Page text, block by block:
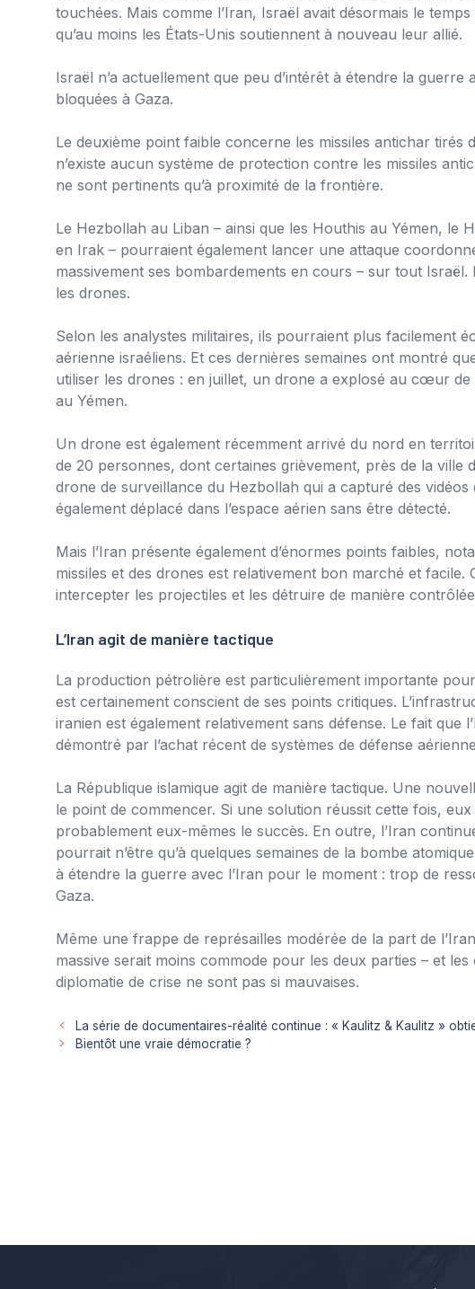
touchées. Mais comme l’Iran, Israël avait désormais le
qu’au moins les États-Unis soutiennent à nouveau leur allié.
Israël n’a actuellement que peu d’intérêt à étendre la
bloquées à Gaza.
Le deuxième point faible concerne les missiles antichar tirés
n’existe aucun système de protection contre les missiles
ne sont pertinents qu’à proximité de la frontière.
Le Hezbollah au Liban – ainsi que les Houthis au Yémen, le
en Irak – pourraient également lancer une attaque
massivement ses bombardements en cours – sur tout
les drones.
Selon les analystes militaires, ils pourraient plus facilement
aérienne israéliens. Et ces dernières semaines ont montré
utiliser les drones : en juillet, un drone a explosé au cœur
au Yémen.
Un drone est également récemment arrivé du nord en
de 20 personnes, dont certaines grièvement, près de la ville
drone de surveillance du Hezbollah qui a capturé des vidéos
également déplacé dans l’espace aérien sans être détecté.
Mais l’Iran présente également d’énormes points faibles,
missiles et des drones est relativement bon marché et facile.
intercepter les projectiles et les détruire de manière
L’Iran agit de manière tactique
La production pétrolière est particulièrement importante
est certainement conscient de ses points critiques.
iranien est également relativement sans défense. Le fait que
démontré par l’achat récent de systèmes de défense
La République islamique agit de manière tactique. Une
le point de commencer. Si une solution réussit cette fois,
probablement eux-mêmes le succès. En outre, l’Iran
pourrait n’être qu’à quelques semaines de la bombe
à étendre la guerre avec l’Iran pour le moment : trop de
Gaza.
Même une frappe de représailles modérée de la part de
massive serait moins commode pour les deux parties – et
diplomatie de crise ne sont pas si mauvaises.
La série de documentaires-réalité continue : « Kaulitz & Kaulitz »
Bientôt une vraie démocratie ?